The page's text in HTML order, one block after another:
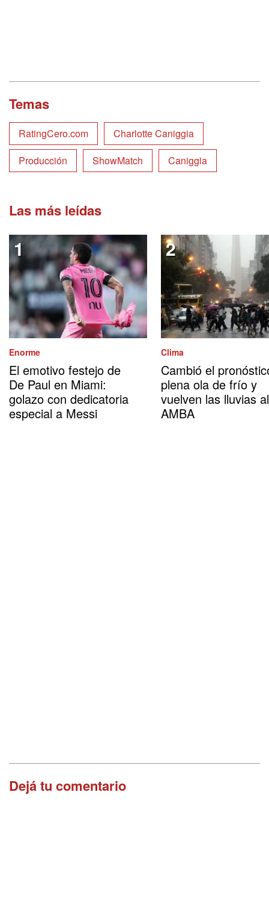
Temas
RatingCero.com
Charlotte Caniggia
Producción
ShowMatch Caniggia
Las más leídas
Enorme
El emotivo festejo de
De Paul en Miami:
golazo con dedicatoria
especial a Messi
Clima
Cambió el
plena ola de frío y
vuelven las lluvias al
AMBA
Dejá tu comentario